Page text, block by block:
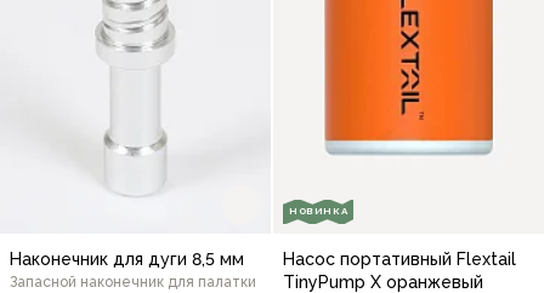
Наконечник для дуги 8,5 мм
Запасной наконечник для палатки
НОВИНКА
Насос портативный Flextail
TinyPump X оранжевый